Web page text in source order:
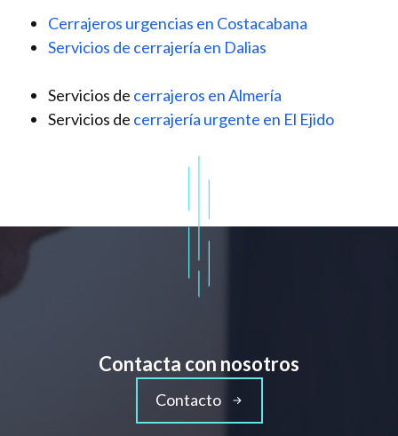
Cerrajeros urgencias en Costacabana
Servicios de cerrajería en Dalias
Servicios de cerrajeros en Almería
Servicios de cerrajería urgente en El Ejido
Contacta con nosotros
Contacto